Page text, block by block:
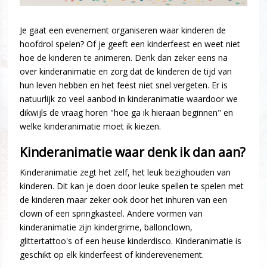
Je gaat een evenement organiseren waar kinderen de
hoofdrol spelen? Of je geeft een kinderfeest en weet niet
hoe de kinderen te animeren. Denk dan zeker eens na
over kinderanimatie en zorg dat de kinderen de tijd van
hun leven hebben en het feest niet snel vergeten. Er is
natuurlijk zo veel aanbod in kinderanimatie waardoor we
dikwijls de vraag horen "hoe ga ik hieraan beginnen" en
welke kinderanimatie moet ik kiezen.
Kinderanimatie waar denk ik dan aan?
Kinderanimatie zegt het zelf, het leuk bezighouden van
kinderen. Dit kan je doen door leuke spellen te spelen met
de kinderen maar zeker ook door het inhuren van een
clown of een springkasteel. Andere vormen van
kinderanimatie zijn kindergrime, ballonclown,
glittertattoo's of een heuse kinderdisco. Kinderanimatie is
geschikt op elk kinderfeest of kinderevenement.